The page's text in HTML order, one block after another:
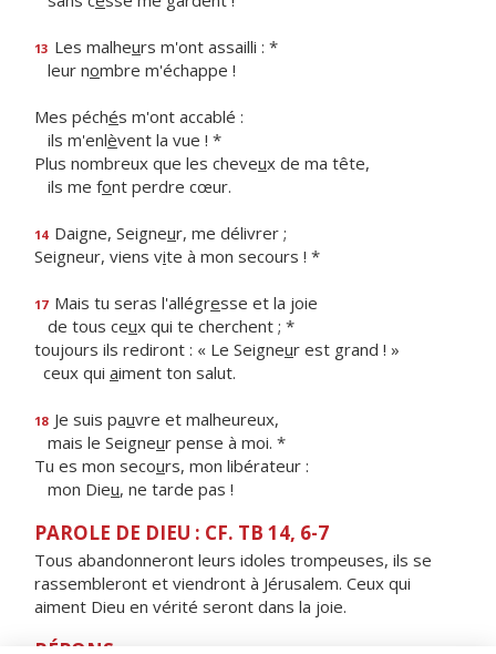
13 Les malheurs m'ont assailli : *
leur nombre m'échappe !
Mes péchés m'ont accablé :
ils m'enlèvent la vue ! *
Plus nombreux que les cheveux de ma tête,
ils me font perdre cœur.
14 Daigne, Seigneur, me délivrer ;
Seigneur, viens vite à mon secours ! *
17 Mais tu seras l'allégresse et la joie
de tous ceux qui te cherchent ; *
toujours ils rediront : « Le Seigneur est grand ! »
ceux qui aiment ton salut.
18 Je suis pauvre et malheureux,
mais le Seigneur pense à moi. *
Tu es mon secours, mon libérateur :
mon Dieu, ne tarde pas !
PAROLE DE DIEU : CF. TB 14, 6-7
Tous abandonneront leurs idoles trompeuses, ils se
rassembleront et viendront à Jérusalem. Ceux qui
aiment Dieu en vérité seront dans la joie.